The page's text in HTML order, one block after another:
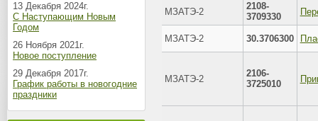
13 Декабря 2024г.
С Наступающим Новым
Годом
26 Ноября 2021г.
Новое поступление
29 Декабря 2017г.
График работы в новогодние
праздники
МЗАТЭ-2
2108-
3709330
МЗАТЭ-2 30.3706300
МЗАТЭ-2
2106-
3725010